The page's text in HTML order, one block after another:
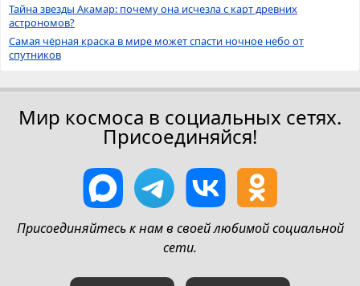
Тайна звезды Акамар: почему она исчезла с карт древних
астрономов?
Самая чёрная краска в мире может спасти ночное небо от
спутников
Мир космоса в социальных сетях.
Присоединяйся!
Присоединяйтесь к нам в своей любимой социальной
сети.